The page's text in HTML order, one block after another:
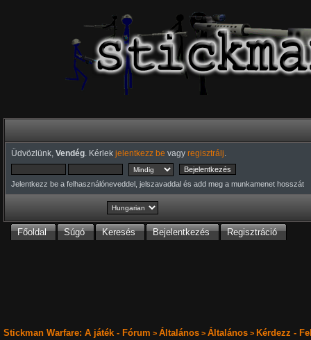
Üdvözlünk, Vendég. Kérlek jelentkezz be vagy regisztrálj
Jelentkezz be a felhasználóneveddel, jelszavaddal és add meg a munkamenet hosszát
Főoldal Súgó Keresés Bejelentkezés Regisztráció
Stickman Warfare: A játék - Fórum > Általános> Általános> Kérdezz -